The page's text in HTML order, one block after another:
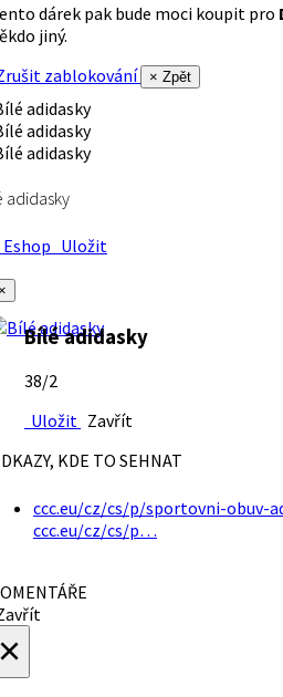
dárek pak bude moci koupit pro
jiný.
zablokování
× Zpět
adidasky
Uložit
Bílé adidasky
38/2
Uložit Zavřít
KDE TO SEHNAT
ccc.eu/cz/cs/p/sportovni-obuv-
ccc.eu/cz/cs/p…